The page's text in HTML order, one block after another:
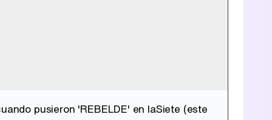
pusieron 'REBELDE' en laSiete (este